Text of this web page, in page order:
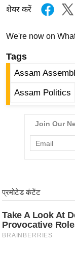
वु
ली
वु
फि
e
k
i
शेयर करें
We're now on
Tags
Assam
Assam Politics